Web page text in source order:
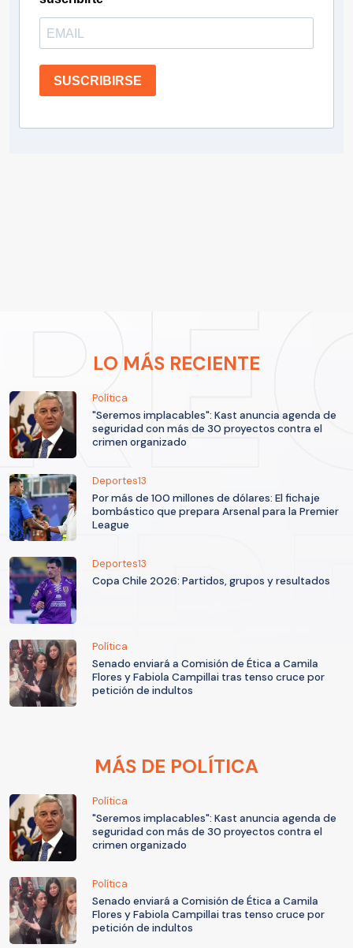
SUSCRIBIRSE
LO MÁS RECIENTE
Política
"Seremos implacables": Kast anuncia agenda de
seguridad con más de 30 proyectos contra el
crimen organizado
Deportes13
Por más de 100 millones de dólares: El fichaje
bombástico que prepara Arsenal para la Premier
League
Deportes13
Copa Chile 2026: Partidos, grupos y resultados
Política
Senado enviará a Comisión de Ética a Camila
Flores y Fabiola Campillai tras tenso cruce por
petición de indultos
MÁS DE POLÍTICA
Política
"Seremos implacables": Kast anuncia agenda de
seguridad con más de 30 proyectos contra el
crimen organizado
Política
Senado enviará a Comisión de Ética a Camila
Flores y Fabiola Campillai tras tenso cruce por
petición de indultos